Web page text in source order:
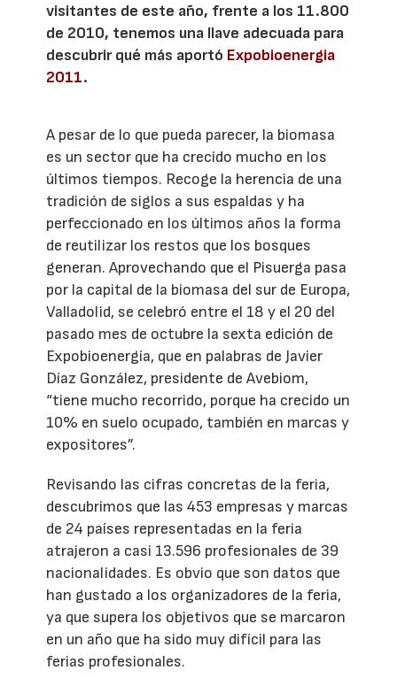
visitantes de este año, frente a los 11.800
de 2010, tenemos una llave adecuada para
descubrir qué más aportó Expobioenergia
2011.
A pesar de lo que pueda parecer, la biomasa
es un sector que ha crecido mucho en los
últimos tiempos. Recoge la herencia de una
tradición de siglos a sus espaldas y ha
perfeccionado en los últimos años la forma
de reutilizar los restos que los bosques
generan. Aprovechando que el Pisuerga pasa
por la capital de la biomasa del sur de Europa,
Valladolid, se celebró entre el 18 y el 20 del
pasado mes de octubre la sexta edición de
Expobioenergía, que en palabras de Javier
Díaz González, presidente de Avebiom,
“tiene mucho recorrido, porque ha crecido un
10% en suelo ocupado, también en marcas y
expositores”.
Revisando las cifras concretas de la feria,
descubrimos que las 453 empresas y marcas
de 24 países representadas en la feria
atrajeron a casi 13.596 profesionales de 39
nacionalidades. Es obvio que son datos que
han gustado a los organizadores de la feria,
ya que supera los objetivos que se marcaron
en un año que ha sido muy difícil para las
ferias profesionales.